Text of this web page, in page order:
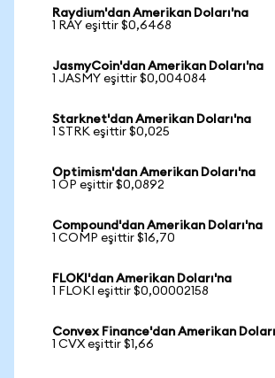
Raydium'dan Amerikan Doları'na
1 RAY eşittir $0,6468
JasmyCoin'dan Amerikan Doları'na
1 JASMY eşittir $0,004084
Starknet'dan Amerikan Doları'na
1 STRK eşittir $0,025
Optimism'dan Amerikan Doları'na
1 OP eşittir $0,0892
Compound'dan Amerikan Doları'na
1 COMP eşittir $16,70
FLOKI'dan Amerikan Doları'na
1 FLOKI eşittir $0,00002158
Convex Finance'dan Amerikan
1 CVX eşittir $1,66